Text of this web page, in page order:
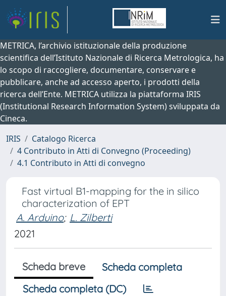
METRICA, l’archivio istituzionale della produzione
scientifica dell’Istituto Nazionale di Ricerca Metrologica, ha
lo scopo di raccogliere, documentare, conservare e
pubblicare, anche ad accesso aperto, i prodotti della
ricerca dell’Ente. METRICA utilizza la piattaforma IRIS
(Institutional Research Information System) sviluppata da
Cineca.
IRIS
Catalogo Ricerca
4 Contributo in Atti di Convegno (Proceeding)
4.1 Contributo in Atti di convegno
Fast virtual B1-mapping for the in silico
characterization of EPT
A. Arduino; L. Zilberti
2021
Scheda breve
Scheda completa
Scheda completa (DC)